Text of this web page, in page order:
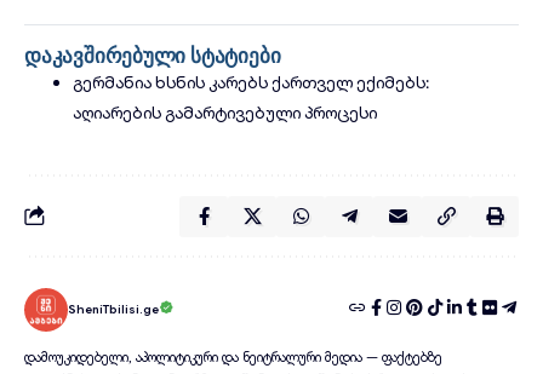
დაკავშირებული სტატიები
გერმანია ხსნის კარებს ქართველ ექიმებს:
აღიარების გამარტივებული პროცესი
SheniTbilisi.ge
დამოუკიდებელი, აპოლიტიკური და ნეიტრალური მედია — ფაქტებზე